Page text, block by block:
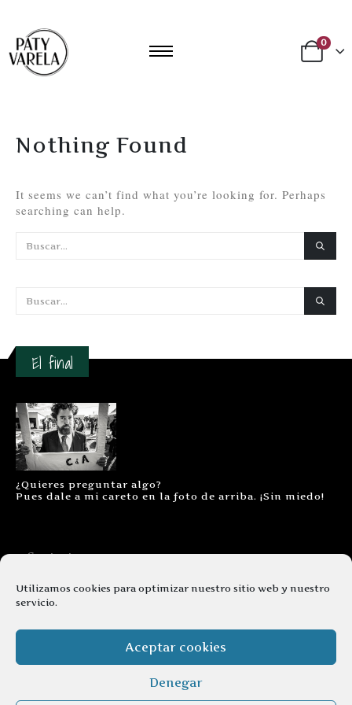
Utilizamos cookies para optimizar nuestro sitio web y nuestro
servicio.
Aceptar cookies
Denegar
0
Nothing Found
It seems we can’t find what you’re looking for. Perhaps
searching can help.
El final
¿Quieres preguntar algo?
Pues dale a mi careto en la foto de arriba. ¡Sin miedo!
Contacto
Aviso legal